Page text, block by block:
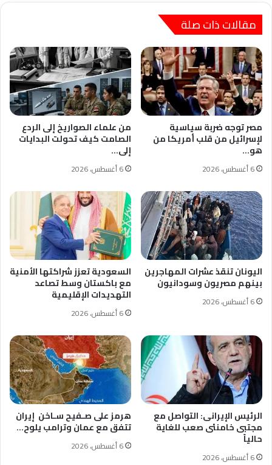
مقالات ذات صلة
مصر توجه ضربة سياسية
لإسرائيل من قلب أمريكا من
هو…
6 أغسطس، 2026
من علماء الصواريخ إلى الردع
الصامت كيف تحولت البدايات
إلى…
6 أغسطس، 2026
اليونان تنقذ عشرات المهاجرين
بينهم مصريون وسودانيون
6 أغسطس، 2026
السعودية تعزز شراكتها الأمنية
مع باكستان وسط تصاعد
التهديدات الإقليمية
6 أغسطس، 2026
الرئيس الإيرانى: التواصل مع
مجتبى خامنئى صعب للغاية
حالياً
6 أغسطس، 2026
هرمز على صـفيح سـاخن إيران
تتفق مع عمان وترامب يلوح…
6 أغسطس، 2026